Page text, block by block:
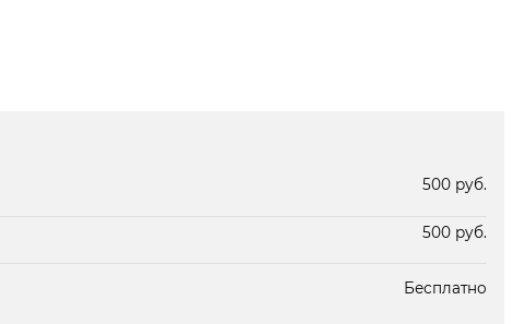
500 руб.
500 руб.
Бесплатно